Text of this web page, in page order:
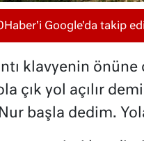
Google'da takip
klavyenin
çık yol açılır
başla dedim.